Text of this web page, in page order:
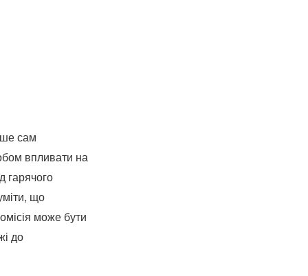
сам
впливати на
гарячого
що
може бути
до